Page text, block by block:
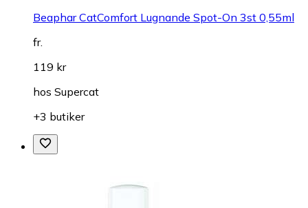
Beaphar CatComfort Lugnande Spot-On 3st 0,55ml
fr.
119 kr
hos Supercat
+3 butiker